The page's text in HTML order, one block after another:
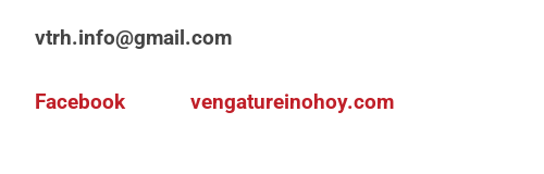
vtrh.info@gmail.com
Facebook vengatureinohoy.com